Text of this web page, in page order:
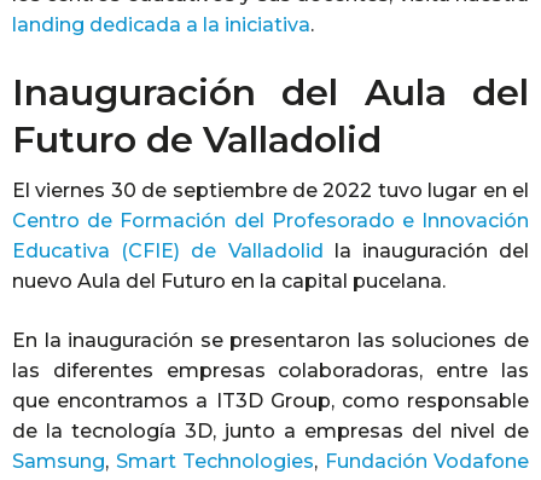
landing dedicada a la iniciativa.
Inauguración del Aula del
Futuro de Valladolid
El viernes 30 de septiembre de 2022 tuvo lugar en el
Centro de Formación del Profesorado e Innovación
Educativa (CFIE) de Valladolid
la inauguración del
nuevo Aula del Futuro en la capital pucelana.
En la inauguración se presentaron las soluciones de
las diferentes empresas colaboradoras, entre las
que encontramos a IT3D Group, como responsable
de la tecnología 3D, junto a empresas del nivel de
Samsung, Smart Technologies, Fundación Vodafone